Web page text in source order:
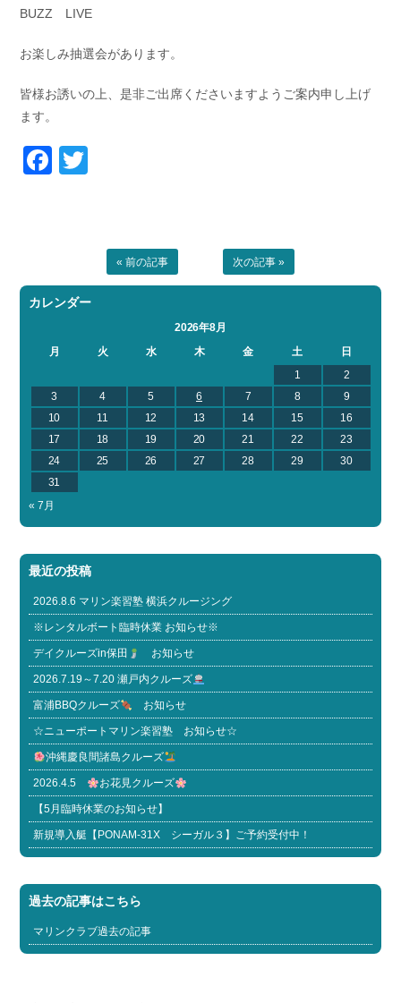
BUZZ LIVE
お楽しみ抽選会があります。
皆様お誘いの上、是非ご出席くださいますようご案内申し上げ
ます。
Facebook
« 前の記事 次の記事 »
カレンダー
2026年8月
月
火 水 木 金 土
日
1
2
3
4 5 6 7 8
9
10
11 12 13 14 15
16
17
18 19 20 21 22
23
24
25 26 27 28 29
30
31
« 7月
最近の投稿
2026.8.6 マリン楽習塾 横浜クルージング
※レンタルボート臨時休業 お知らせ※
デイクルーズin保田 お知らせ
2026.7.19～7.20 瀬戸内クルーズ
富浦BBQクルーズ お知らせ
☆ニューポートマリン楽習塾 お知らせ☆
沖縄慶良間諸島クルーズ
2026.4.5 お花見クルーズ
【5月臨時休業のお知らせ】
新規導入艇【PONAM-31X シーガル３】ご予約受付中！
過去の記事はこちら
マリンクラブ過去の記事